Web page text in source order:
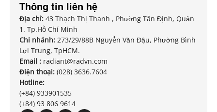
Thông tin liên hệ
Địa chỉ: 43 Thạch Thị Thanh , Phường Tân Định, Quận
1. Tp.Hồ Chí Minh
Chi nhánh: 273/29/88B Nguyễn Văn Đậu, Phường Bình
Lợi Trung, TpHCM.
Email : radiant@radvn.com
Điện thoại: (028) 3636.7604
Hotline:
(+84) 933901535
(+84) 93 806 9614